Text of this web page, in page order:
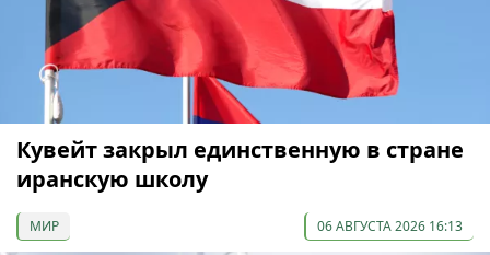
Кувейт закрыл единственную в стране
иранскую школу
МИР 06 АВГУСТА 2026 16:13